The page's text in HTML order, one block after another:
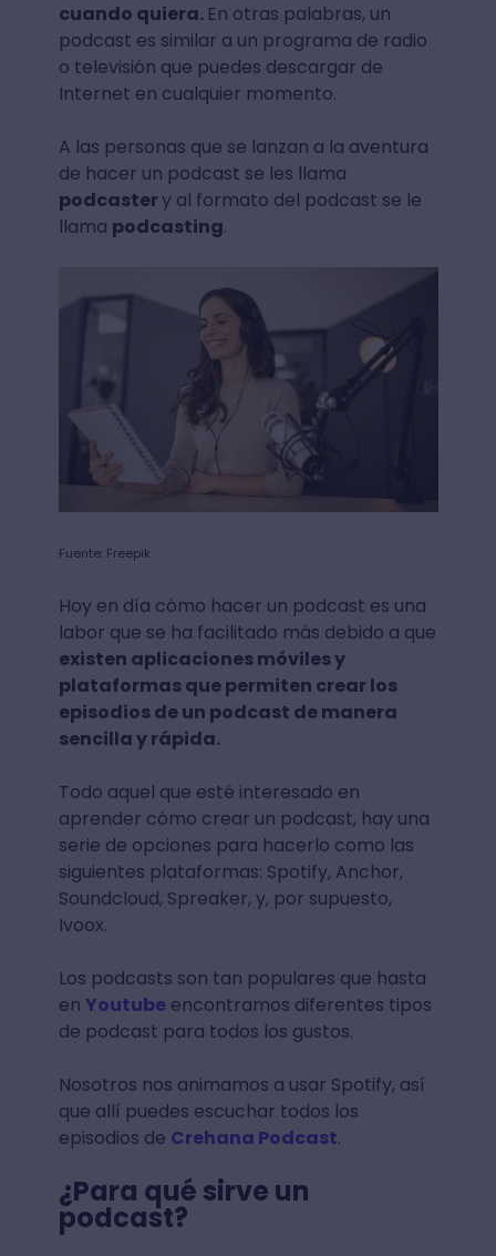
cuando quiera. En otras palabras, un
podcast es similar a un programa de radio
o televisión que puedes descargar de
Internet en cualquier momento.
A las personas que se lanzan a la aventura
de hacer un podcast se les llama
podcastery al formato del podcast se le
llama podcasting.
Fuente: Freepik
Hoy en día cómo hacer un podcast es una
labor que se ha facilitado más debido a que
existen aplicaciones móviles y
plataformas que permiten crear los
episodios de un podcast de manera
sencilla y rápida.
Todo aquel que esté interesado en
aprender cómo crear un podcast, hay una
serie de opciones para hacerlo como las
siguientes plataformas: Spotify, Anchor,
Soundcloud, Spreaker, y, por supuesto,
Ivoox.
Los podcasts son tan populares que hasta
en Youtubeencontramos diferentes tipos
de podcast para todos los gustos.
Nosotros nos animamos a usar Spotify, así
que allí puedes escuchar todos los
episodios de Crehana Podcast.
¿Para qué sirve un
podcast?